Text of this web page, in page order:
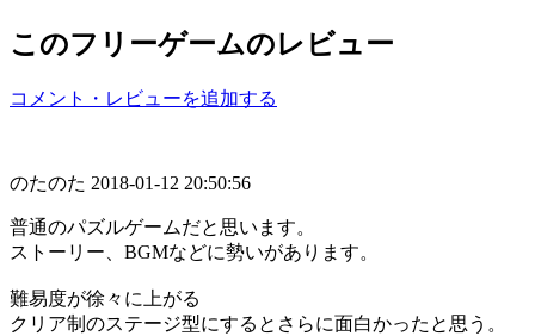
このフリーゲームのレビュー
コメント・レビューを追加する
のたのた 2018-01-12 20:50:56
普通のパズルゲームだと思います。
ストーリー、BGMなどに勢いがあります。
難易度が徐々に上がる
クリア制のステージ型にするとさらに面白かったと思う。